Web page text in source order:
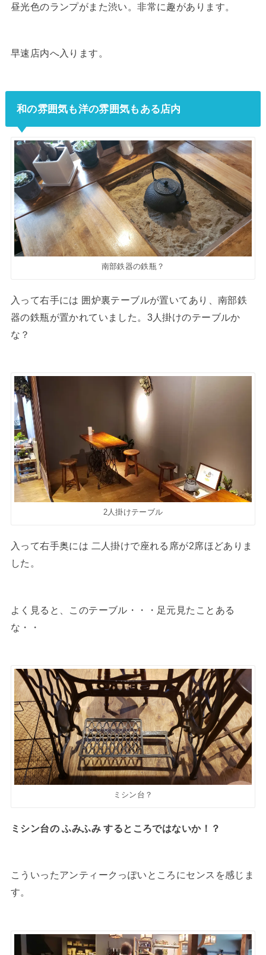
昼光色のランプがまた渋い。非常に趣があります。
早速店内へ入ります。
和の雰囲気も洋の雰囲気もある店内
南部鉄器の鉄瓶？
入って右手には 囲炉裏テーブルが置いてあり、南部鉄
器の鉄瓶が置かれていました。3人掛けのテーブルか
な？
2人掛けテーブル
入って右手奥には 二人掛けで座れる席が2席ほどありま
した。
よく見ると、このテーブル・・・足元見たことある
な・・
ミシン台？
ミシン台の ふみふみ するところではないか！？
こういったアンティークっぽいところにセンスを感じま
す。